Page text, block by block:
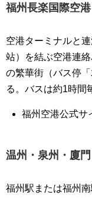
福州長楽国際空港
空港ターミナルと
站）を結ぶ空港連
の繁華街（バス停
る。バスは約1時間
福州空港公式サ
温州・泉州・廈門
福州駅または福州